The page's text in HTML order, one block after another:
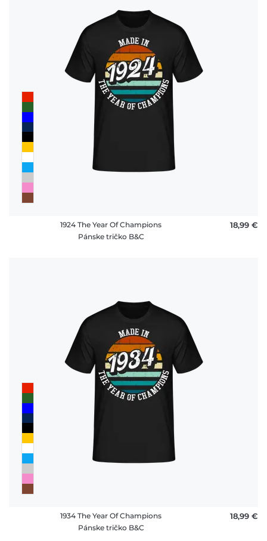
1924 The Year Of Champions
Pánske tričko B&C
18,99 €
1934 The Year Of Champions
Pánske tričko B&C
18,99 €